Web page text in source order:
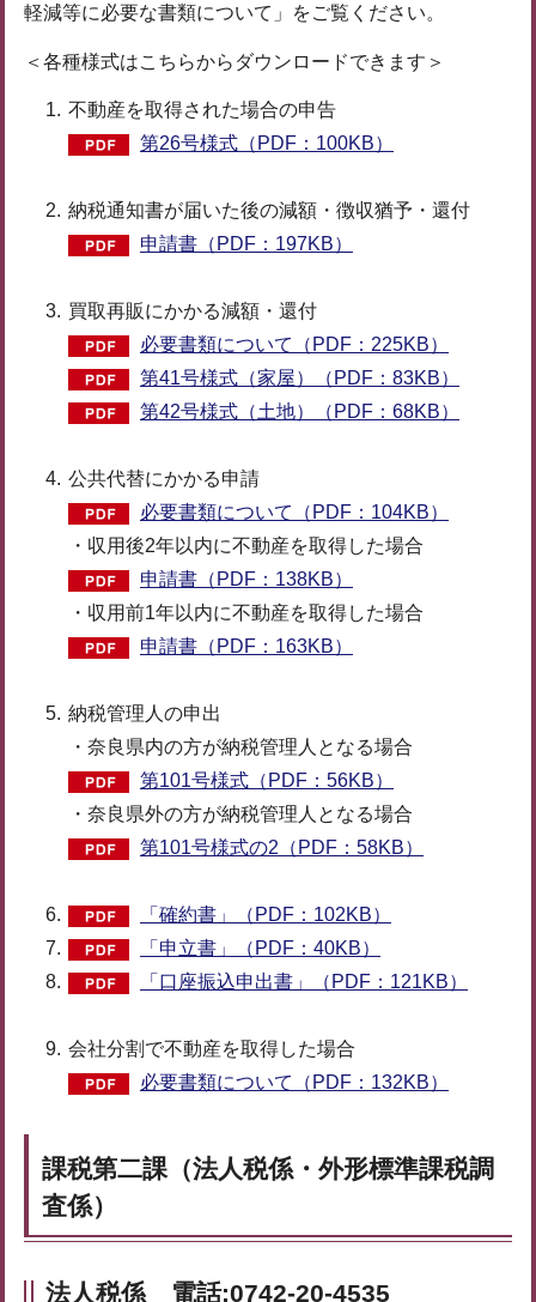
軽減等に必要な書類について」をご覧ください。
＜各種様式はこちらからダウンロードできます＞
不動産を取得された場合の申告
第26号様式（PDF：100KB）
納税通知書が届いた後の減額・徴収猶予・還付
申請書（PDF：197KB）
買取再販にかかる減額・還付
必要書類について（PDF：225KB）
第41号様式（家屋）（PDF：83KB）
第42号様式（土地）（PDF：68KB）
公共代替にかかる申請
必要書類について（PDF：104KB）
・収用後2年以内に不動産を取得した場合
申請書（PDF：138KB）
・収用前1年以内に不動産を取得した場合
申請書（PDF：163KB）
納税管理人の申出
・奈良県内の方が納税管理人となる場合
第101号様式（PDF：56KB）
・奈良県外の方が納税管理人となる場合
第101号様式の2（PDF：58KB）
「確約書」（PDF：102KB）
「申立書」（PDF：40KB）
「口座振込申出書」（PDF：121KB）
会社分割で不動産を取得した場合
必要書類について（PDF：132KB）
課税第二課（法人税係・外形標準課税調
査係）
法人税係 電話:0742-20-4535